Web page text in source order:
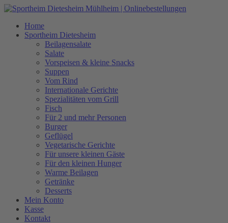
Zum
springenHome
Sportheim Dietesheim
Beilagensalate
Salate
Vorspeisen & kleine Snacks
Suppen
Vom Rind
Internationale Gerichte
Spezialitäten vom Grill
Fisch
Für 2 und mehr Personen
Burger
Geflügel
Vegetarische Gerichte
Für unsere kleinen Gäste
Für den kleinen Hunger
Warme Beilagen
Getränke
Desserts
Mein Konto
Kasse
Kontakt